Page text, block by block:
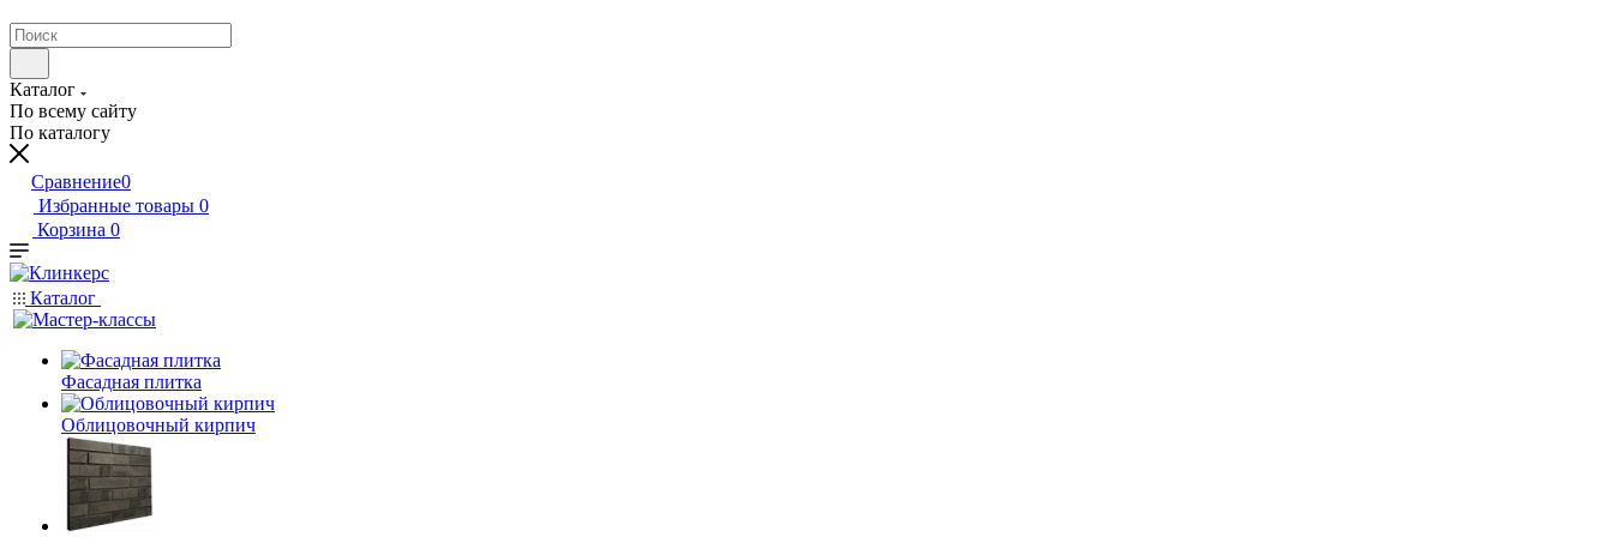
Каталог
По всему сайту
По каталогу
Сравнение0
Избранные товары 0
Корзина 0
Каталог
Фасадная плитка
Облицовочный кирпич